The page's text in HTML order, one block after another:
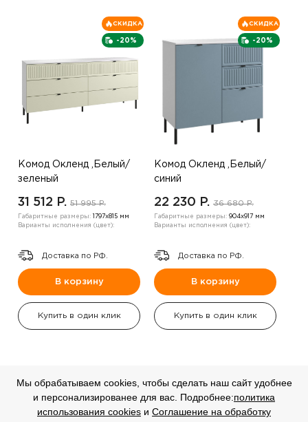
-20%
СКИДКА
Комод Окленд ,Белый/
зеленый
31 512 P. 51 995 P.
Габаритные размеры:
1797х815 мм
Варианты исполнения (цвет):
Доставка по РФ.
В корзину
Купить в один клик
-20%
СКИДКА
Комод Окленд ,Белый/
синий
22 230 P. 36 680 P.
Габаритные размеры: 904х917 мм
Варианты исполнения (цвет):
Доставка по РФ.
В корзину
Купить в один клик
-20%
СКИДКА
-20%
СКИДКА
Мы обрабатываем cookies, чтобы сделать наш сайт удобнее
и персонализированее для вас. Подробнее:политика
использования cookies и Соглашение на обработку